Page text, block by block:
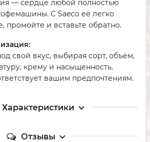
— сердце любой полностью
С Saeco её легко
промойте и вставьте обратно.
свой вкус, выбирая сорт, объём,
крему и насыщенность.
вашим предпочтениям.
Характеристики
Отзывы